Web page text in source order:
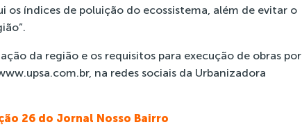
os índices de poluição do ecossistema, além de evitar o
da região e os requisitos para execução de obras por
na redes sociais da Urbanizadora
26 do Jornal Nosso Bairro